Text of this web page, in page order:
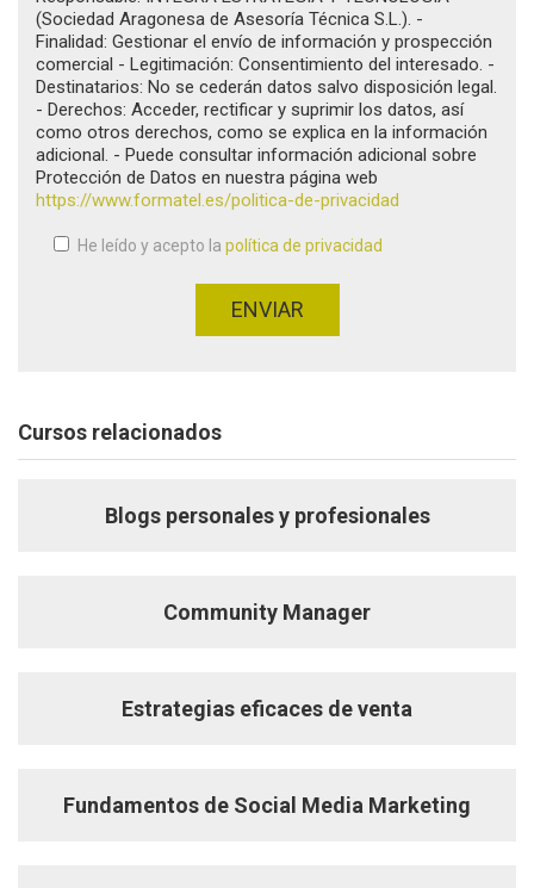
(Sociedad Aragonesa de Asesoría Técnica S.L.). -
Finalidad: Gestionar el envío de información y prospección
comercial - Legitimación: Consentimiento del interesado. -
Destinatarios: No se cederán datos salvo disposición legal.
- Derechos: Acceder, rectificar y suprimir los datos, así
como otros derechos, como se explica en la información
adicional. - Puede consultar información adicional sobre
Protección de Datos en nuestra página web
https://www.formatel.es/politica-de-privacidad
He leído y acepto la política de privacidad
Aceptación de condiciones*
ENVIAR
Cursos relacionados
Blogs personales y profesionales
Community Manager
Estrategias eficaces de venta
Fundamentos de Social Media Marketing